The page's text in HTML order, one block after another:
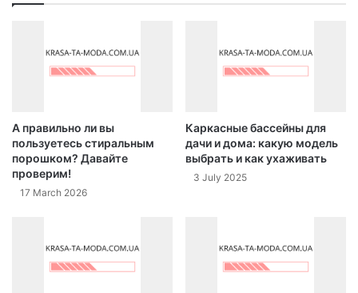
А правильно ли вы
пользуетесь стиральным
порошком? Давайте
проверим!
17 March 2026
Каркасные бассейны для
дачи и дома: какую модель
выбрать и как ухаживать
3 July 2025